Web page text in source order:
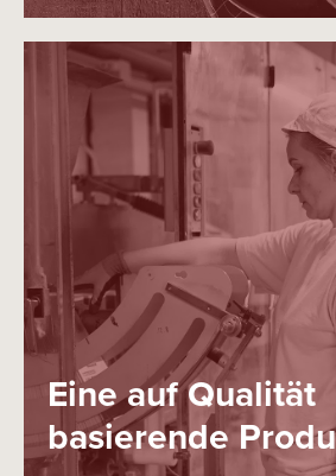
Eine auf Qualität
basierende